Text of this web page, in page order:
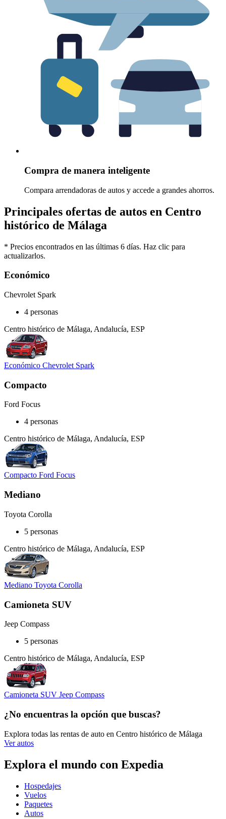
Compra de manera inteligente
Compara arrendadoras de autos y accede a grandes ahorros.
Principales ofertas de autos en Centro
histórico de Málaga
* Precios encontrados en las últimas 6 días. Haz clic para
actualizarlos.
Económico
Chevrolet Spark
4 personas
Centro histórico de Málaga, Andalucía, ESP
Económico Chevrolet Spark
Compacto
Ford Focus
4 personas
Centro histórico de Málaga, Andalucía, ESP
Compacto Ford Focus
Mediano
Toyota Corolla
5 personas
Centro histórico de Málaga, Andalucía, ESP
Mediano Toyota Corolla
Camioneta SUV
Jeep Compass
5 personas
Centro histórico de Málaga, Andalucía, ESP
Camioneta SUV Jeep Compass
¿No encuentras la opción que buscas?
Explora todas las rentas de auto en Centro histórico de Málaga
Ver autos
Explora el mundo con Expedia
Hospedajes
Vuelos
Paquetes
Autos